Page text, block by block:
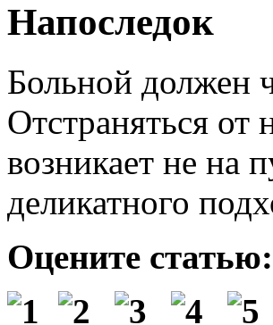
Напоследок
Больной должен
Отстраняться от
возникает не на
деликатного
Оцените статью: